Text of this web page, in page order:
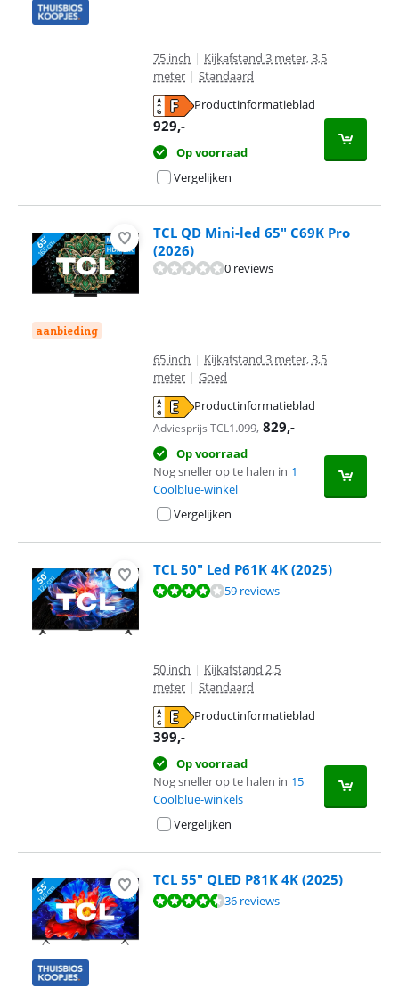
75 inch | Kijkafstand 3 meter, 3,5
meter | Standaard
Productinformatieblad
929,-
Op voorraad
Vergelijken
aanbieding
TCL QD Mini-led 65" C69K Pro
(2026)
0 reviews
65 inch | Kijkafstand 3 meter, 3,5
meter | Goed
Productinformatieblad
Adviesprijs TCL1.099,-829,-
Op voorraad
Nog sneller op te halen in 1
Coolblue-winkel
Vergelijken
TCL 50" Led P61K 4K (2025)
Beoordeling is 8,3 van de 10, gebaseerd op 59 reviews.
59 reviews
50 inch | Kijkafstand 2,5
meter | Standaard
Productinformatieblad
399,-
Op voorraad
Nog sneller op te halen in 15
Coolblue-winkels
Vergelijken
TCL 55" QLED P81K 4K (2025)
Beoordeling is 9,3 van de 10, gebaseerd op 36 reviews.
36 reviews